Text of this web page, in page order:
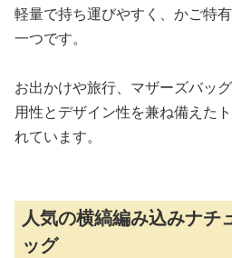
軽量で持ち運びやすく、かご特
一つです。
お出かけや旅行、マザーズバッ
用性とデザイン性を兼ね備えた
れています。
人気の横縞編み込みナチ
ッグ